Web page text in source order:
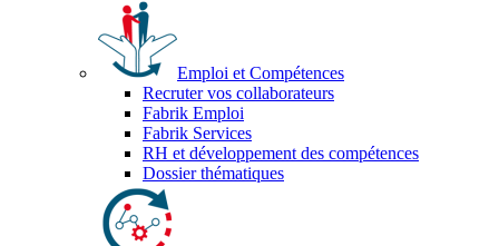
Emploi et Compétences
Recruter vos collaborateurs
Fabrik Emploi
Fabrik Services
RH et développement des compétences
Dossier thématiques